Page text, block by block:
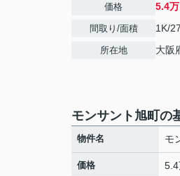
価格 5.4万
間取り/面積 1K/
所在地 大阪
モンサント旭町の
物件名 モ
価格 5.4